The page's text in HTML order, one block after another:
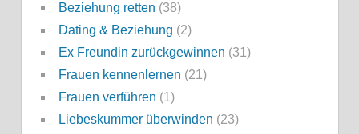
Beziehung retten (38)
Dating & Beziehung (2)
Ex Freundin zurückgewinnen (31)
Frauen kennenlernen (21)
Frauen verführen (1)
Liebeskummer überwinden (23)